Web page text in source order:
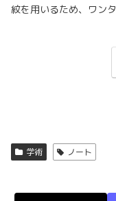
紋を用いるため、ワン
学術 ノート